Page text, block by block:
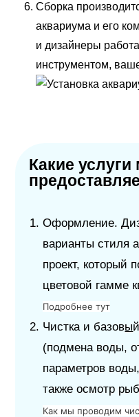
Сборка
аквариума и его
и дизайнеры
инструментом,
Какие
Оформление.
варианты стиля
проект, который
цветовой гамме
Подробнее тут
Чистка и базовы
(подмена воды,
параметров
также осмотр
Как мы проводим